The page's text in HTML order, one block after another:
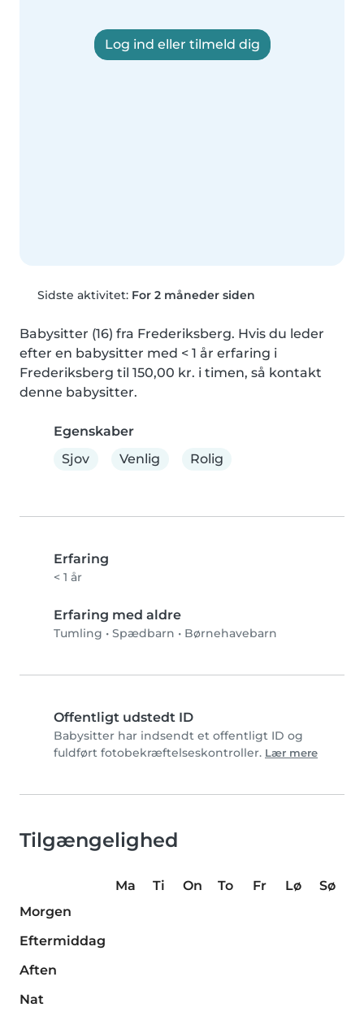
Log ind eller tilmeld dig
Sidste aktivitet: For 2 måneder siden
Babysitter (16) fra Frederiksberg. Hvis du leder
efter en babysitter med < 1 år erfaring i
Frederiksberg til 150,00 kr. i timen, så kontakt
denne babysitter.
Egenskaber
Sjov
Venlig Rolig
Erfaring
< 1 år
Erfaring med aldre
Tumling • Spædbarn • Børnehavebarn
Offentligt udstedt ID
Babysitter har indsendt et offentligt ID og
fuldført fotobekræftelseskontroller. Lær mere
Tilgængelighed
Ma Ti On To Fr Lø
Sø
Morgen
Eftermiddag
Aften
Nat